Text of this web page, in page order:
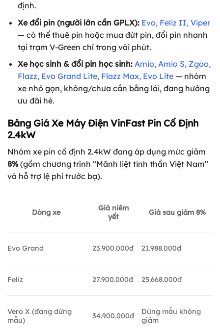
định.
Xe đổi pin (người lớn cần GPLX):Evo, Feliz II, Viper
— có thể thuê pin hoặc mua đứt pin, đổi pin nhanh
tại trạm V-Green chỉ trong vài phút.
Xe học sinh & đổi pin học sinh:Amio, Amio S, Zgoo,
Flazz, Evo Grand Lite, Flazz Max, Evo Lite — nhóm
xe nhỏ gọn, không/chưa cần bằng lái, đang hưởng
ưu đãi hè.
Bảng Giá Xe Máy Điện VinFast Pin Cố Định
2.4kW
Nhóm xe pin cố định 2.4kW đang áp dụng mức giảm
8%(gồm chương trình “Mãnh liệt tinh thần Việt Nam”
và hỗ trợ lệ phí trước bạ).
Dòng xe
Giá niêm
yết
Giá sau giảm 8%
Evo Grand 23.900.000đ 21.988.000đ
Feliz 27.900.000đ 25.668.000đ
Vero X (đang dừng
mẫu)
34.900.000đ
Dừng mẫu không
giảm